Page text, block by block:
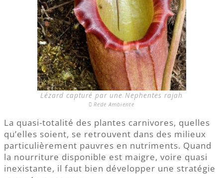
Lézard capturé par une Nephentes rajah
Rede Ambiente
La quasi-totalité des plantes carnivores, quelles
qu’elles soient, se retrouvent dans des milieux
particulièrement pauvres en nutriments. Quand
la nourriture disponible est maigre, voire quasi
inexistante, il faut bien développer une stratégie